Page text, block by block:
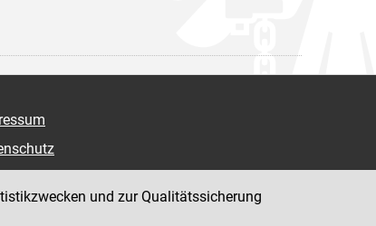
(für Mitarbeiter:innen)
und zur Qualitätssicherung